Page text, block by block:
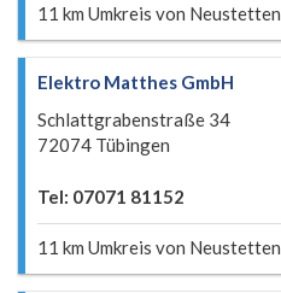
11 km Umkreis von Neustetten
Elektro Matthes GmbH
Schlattgrabenstraße 34
72074 Tübingen
Tel: 07071 81152
11 km Umkreis von Neustetten